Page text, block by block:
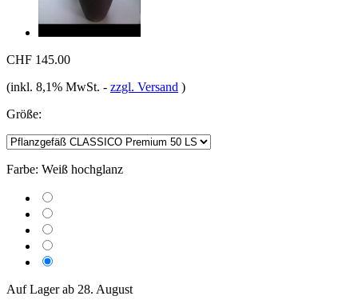
CHF 145.00
(inkl. 8,1% MwSt. - zzgl. Versand )
Größe:
Farbe: Weiß hochglanz
Auf Lager ab 28. August